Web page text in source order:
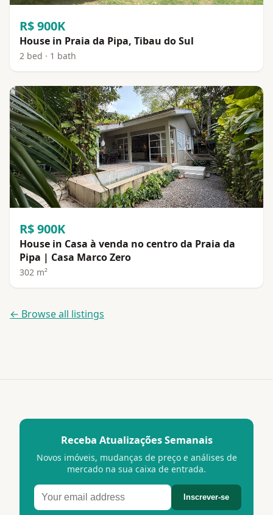
R$ 900K
House in Praia da Pipa, Tibau do Sul
2 bed · 1 bath
R$ 900K
House in Casa à venda no centro da Praia da
Pipa | Casa Marco Zero
302 m²
← Browse all listings
Receba Atualizações Semanais
Novos imóveis, mudanças de preço e análises de
mercado na sua caixa de entrada.
Inscrever-se